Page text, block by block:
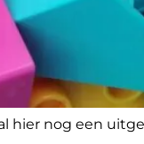
hier nog een